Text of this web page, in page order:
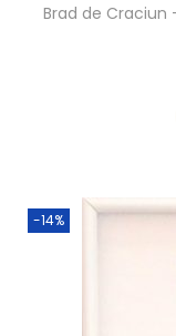
Brad de
-14%